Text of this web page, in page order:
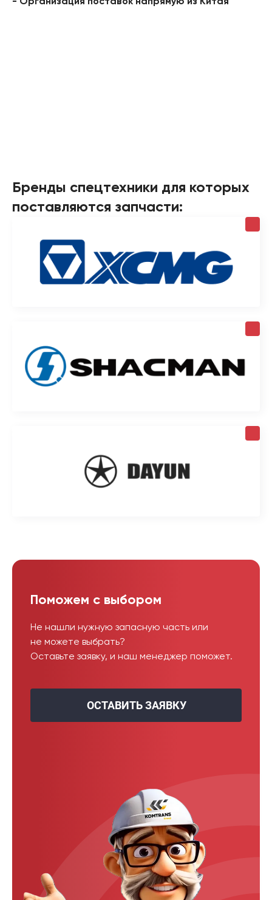
- Организация поставок напрямую из Китая
Бренды спецтехники для которых
поставляются запчасти:
Поможем с выбором
Не нашли нужную запасную часть или
не можете выбрать?
Оставьте заявку, и наш менеджер поможет.
ОСТАВИТЬ ЗАЯВКУ